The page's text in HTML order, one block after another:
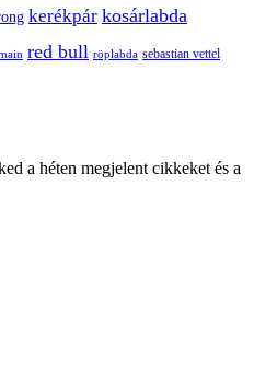
kerékpár kosárlabda
red bull röplabda sebastian vettel
a héten megjelent cikkeket és a